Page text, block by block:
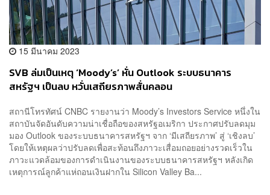
15 มีนาคม 2023
SVB ล่มเป็นเหตุ ‘Moody’s’ หั่น Outlook ระบบธนาคาร
สหรัฐฯ เป็นลบ หวั่นเสถียรภาพสั่นคลอน
สถานีโทรทัศน์ CNBC รายงานว่า Moody’s Investors Service หนึ่งใน
สถาบันจัดอันดับความน่าเชื่อถือของสหรัฐอเมริกา ประกาศปรับลดมุม
มอง Outlook ของระบบธนาคารสหรัฐฯ จาก ‘มีเสถียรภาพ’ สู่ ‘เชิงลบ’
โดยให้เหตุผลว่าปรับลดเพื่อสะท้อนถึงภาวะเสื่อมถอยอย่างรวดเร็วใน
ภาวะแวดล้อมของการดำเนินงานของระบบธนาคารสหรัฐฯ หลังเกิด
เหตุการณ์ลูกค้าแห่ถอนเงินฝากใน Silicon Valley Ba...